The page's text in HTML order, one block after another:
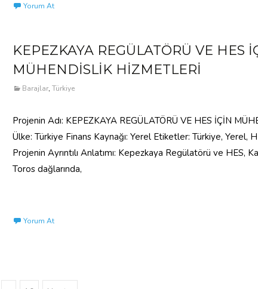
Yorum At
KEPEZKAYA REGÜLATÖRÜ VE HES
MÜHENDİSLİK HİZMETLERİ
Barajlar, Türkiye
Projenin Adı: KEPEZKAYA REGÜLATÖRÜ VE HES İÇİN
Ülke: Türkiye Finans Kaynağı: Yerel Etiketler: Türkiye, Yerel,
Projenin Ayrıntılı Anlatımı: Kepezkaya Regülatörü ve HES,
Toros dağlarında,
Yorum At